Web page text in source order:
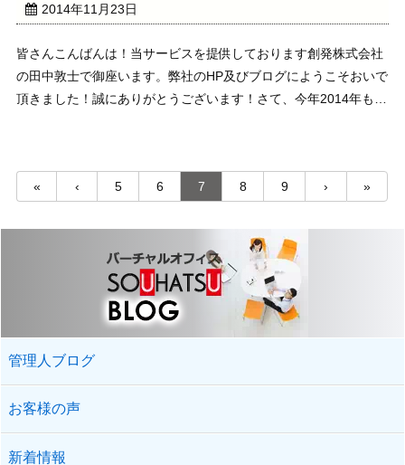
2014年11月23日
皆さんこんばんは！当サービスを提供しております創発株式会社
の田中敦士で御座います。弊社のHP及びブログにようこそおいで
頂きました！誠にありがとうございます！さて、今年2014年もあ
« ‹ 5 6 7 8 9 › »
管理人ブログ
お客様の声
新着情報